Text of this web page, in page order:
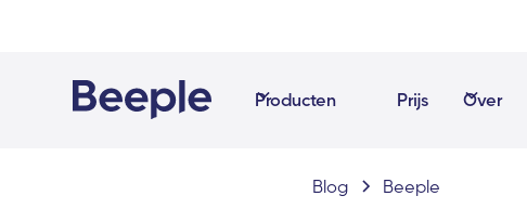
Producten Prijs Over
Blog Beeple